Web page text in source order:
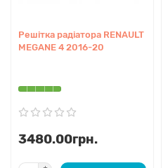
Решітка радіатора RENAULT
MEGANE 4 2016-20
3480.00грн.